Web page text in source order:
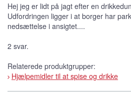
Hej jeg er lidt på jagt efter en
Udfordringen ligger i at borger har
nedsættelse i ansigtet....
2 svar.
Relaterede produktgrupper:
Hjælpemidler til at spise og drikke